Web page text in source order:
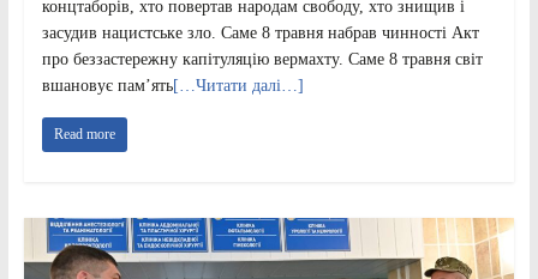
концтаборів, хто повертав народам свободу, хто знищив і
засудив нацистське зло. Саме 8 травня набрав чинності Акт
про беззастережну капітуляцію вермахту. Саме 8 травня світ
вшановує памʼять[…Читати далі…]
Read more